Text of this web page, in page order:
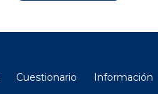
Cuestionario Información